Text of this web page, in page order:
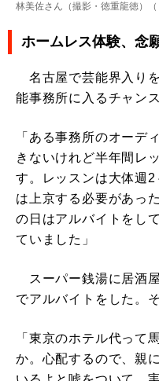
林美佐さん（撮影・徳重龍徳）（
ホームレス体験、念
名古屋で芸能界入り
能事務所に入るチャン
「ある事務所のオーデ
きないけれど半年間レ
す。レッスンは大体週
は上京する必要があっ
の日はアルバイトをし
ていました」
スーパー銭湯に居酒
でアルバイトをした。
「東京のホテル代って
か。心配するので、親